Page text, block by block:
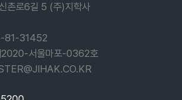
촌로6길 5 (주)지학사
81-31452
2020-서울마포-0362호